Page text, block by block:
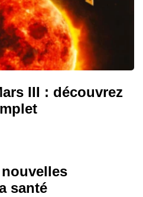
III : découvrez
santé